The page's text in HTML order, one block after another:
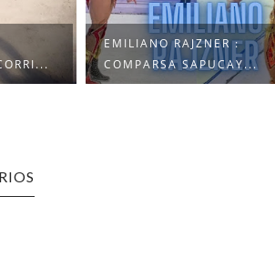
EMILIANO RAJZNER :
COMPARSA SAPUCAY...